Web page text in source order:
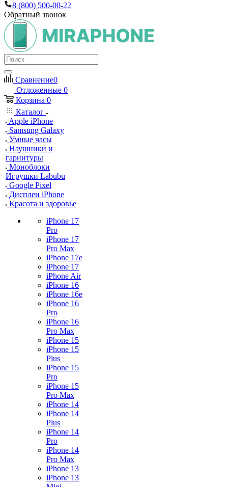
8 (800) 500-00-22
Обратный звонок
Сравнение0
Отложенные 0
Корзина 0
Каталог
Apple iPhone
Samsung Galaxy
Умные часы
Наушники и
гарнитуры
Моноблоки
Игрушки Labubu
Google Pixel
Дисплеи iPhone
Красота и здоровье
iPhone 17
Pro
iPhone 17
Pro Max
iPhone 17e
iPhone 17
iPhone Air
iPhone 16
iPhone 16e
iPhone 16
Pro
iPhone 16
Pro Max
iPhone 15
iPhone 15
Plus
iPhone 15
Pro
iPhone 15
Pro Max
iPhone 14
iPhone 14
Plus
iPhone 14
Pro
iPhone 14
Pro Max
iPhone 13
iPhone 13